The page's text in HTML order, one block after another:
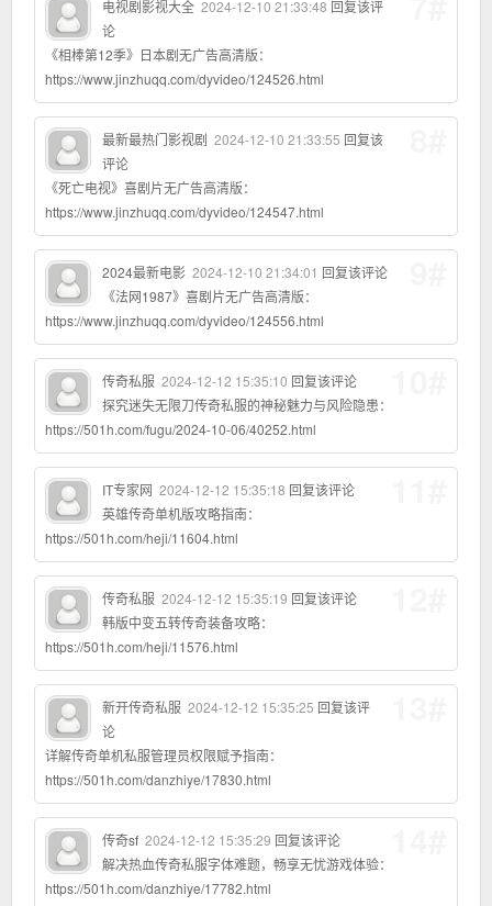
电视剧影视大全 2024-12-10 21:33:48 回复该评
论
《相棒第12季》日本剧无广告高清版：
https://www.jinzhuqq.com/dyvideo/124526.html
最新最热门影视剧 2024-12-10 21:33:55 回复该
评论
《死亡电视》喜剧片无广告高清版：
https://www.jinzhuqq.com/dyvideo/124547.html
2024最新电影 2024-12-10 21:34:01 回复该评论
《法网1987》喜剧片无广告高清版：
https://www.jinzhuqq.com/dyvideo/124556.html
传奇私服 2024-12-12 15:35:10 回复该评论
探究迷失无限刀传奇私服的神秘魅力与风险隐患：
https://501h.com/fugu/2024-10-06/40252.html
IT专家网 2024-12-12 15:35:18 回复该评论
英雄传奇单机版攻略指南：
https://501h.com/heji/11604.html
传奇私服 2024-12-12 15:35:19 回复该评论
韩版中变五转传奇装备攻略：
https://501h.com/heji/11576.html
新开传奇私服 2024-12-12 15:35:25 回复该评
论
详解传奇单机私服管理员权限赋予指南：
https://501h.com/danzhiye/17830.html
传奇sf 2024-12-12 15:35:29 回复该评论
解决热血传奇私服字体难题，畅享无忧游戏体验：
https://501h.com/danzhiye/17782.html